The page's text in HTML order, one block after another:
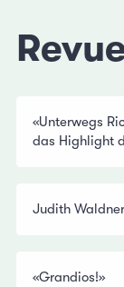
«Unterwegs
das Highlight
Judith
«Grandios!»